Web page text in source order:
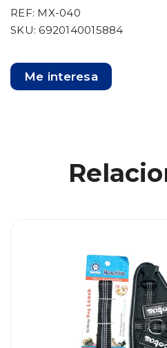
REF: MX-040
SKU: 6920140015884
Me interesa